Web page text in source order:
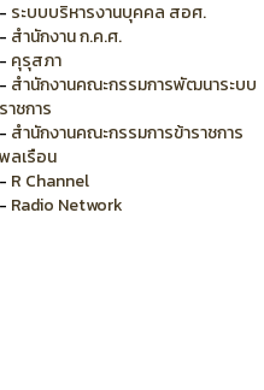
- กระทรวงศึกษาธิการ
- สำนักงานคณะกรรมการการอาชีวศึกษา
- สำนักอำนวยการ สอศ.
- กลุ่มงาน กจ.2 สำนักอำนวยการ สอศ.
-ระบบบริหารงานบุคคล สอศ.
- สำนักงาน ก.ค.ศ.
-คุรุสภา
- สำนักงานคณะกรรมการพัฒนาระบบ
ราชการ